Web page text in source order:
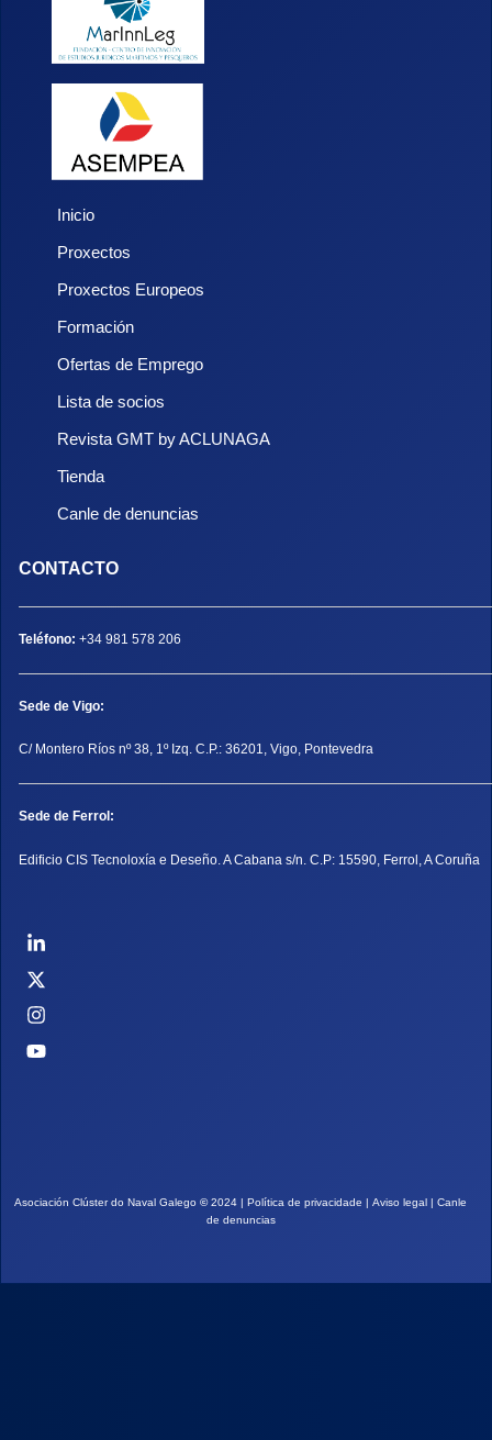
Inicio
Proxectos
Proxectos Europeos
Formación
Ofertas de Emprego
Lista de socios
Revista GMT by ACLUNAGA
Tienda
Canle de denuncias
CONTACTO
Teléfono: +34 981 578 206
Sede de Vigo:
C/ Montero Ríos nº 38, 1º Izq. C.P.: 36201, Vigo, Pontevedra
Sede de Ferrol:
Edificio CIS Tecnoloxía e Deseño. A Cabana s/n. C.P: 15590, Ferrol, A Coruña
Asociación Clúster do Naval Galego ©2024 | Política de privacidade Aviso legal
Canle
de denuncias